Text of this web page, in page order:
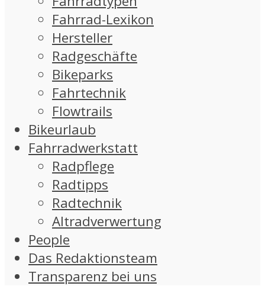
Fahrrad-Lexikon
Hersteller
Radgeschäfte
Bikeparks
Fahrtechnik
Flowtrails
Bikeurlaub
Fahrradwerkstatt
Radpflege
Radtipps
Radtechnik
Altradverwertung
People
Das Redaktionsteam
Transparenz bei uns